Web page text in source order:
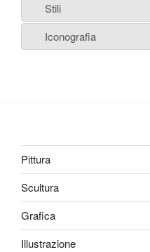
Stili
Iconografia
Pittura
Scultura
Grafica
Illustrazione